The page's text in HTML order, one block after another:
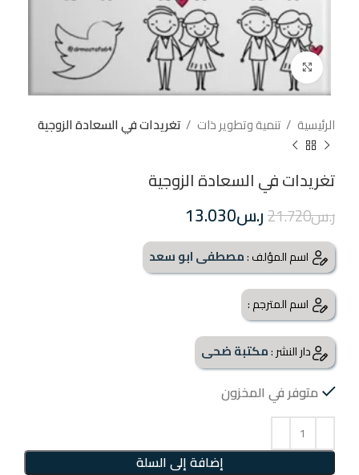
إضغط للتكبير
الرئيسية تنمية وتطوير ذات تغريدات في السعادة الزوجية
تغريدات في السعادة الزوجية
ر.س21.720ر.س13.030
اسم المؤلف :مصطفى ابو سعد
اسم المترجم :
دار النشر :مكتبة ضحى
متوفر في المخزون
إضافة إلى السلة